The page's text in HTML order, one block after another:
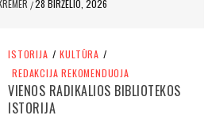
/28 BIRŽELIO, 2026
ISTORIJA / KULTŪRA /
REDAKCIJA REKOMENDUOJA
VIENOS RADIKALIOS BIBLIOTEKOS
ISTORIJA